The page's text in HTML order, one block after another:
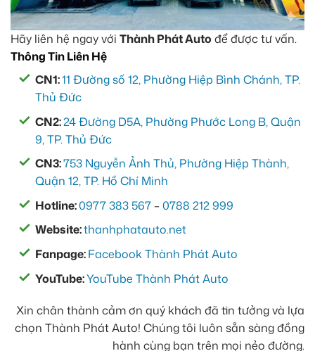
Hãy liên hệ ngay với Thành Phát Auto để được tư vấn.
Thông Tin Liên Hệ
CN1:11 Đường số 12, Phường Hiệp Bình Chánh, TP.
Thủ Đức
CN2:24 Đường D5A, Phường Phước Long B, Quận
9, TP. Thủ Đức
CN3:753 Nguyễn Ảnh Thủ, Phường Hiệp Thành,
Quận 12, TP. Hồ Chí Minh
Hotline:0977 383 567 –0788 212 999
Website:thanhphatauto.net
Fanpage:Facebook Thành Phát Auto
YouTube:YouTube Thành Phát Auto
Xin chân thành cảm ơn quý khách đã tin tưởng và lựa
chọn Thành Phát Auto! Chúng tôi luôn sẵn sàng đồng
hành cùng bạn trên mọi nẻo đường.